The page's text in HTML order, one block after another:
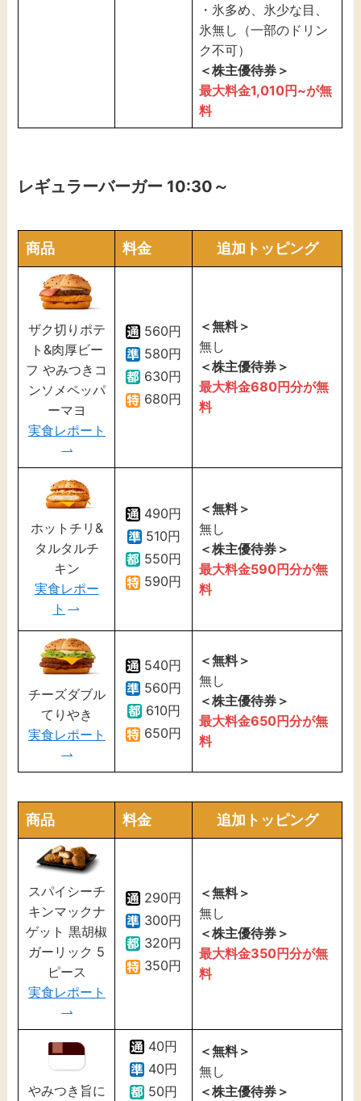
・氷多め、氷少な目、
氷無し（一部のドリン
ク不可）
＜株主優待券＞
最大料金1,010円~が無
料
レギュラーバーガー 10:30～
商品 料金 追加トッピング
ザク切りポテ
ト&肉厚ビー
フ やみつきコ
ンソメペッパ
ーマヨ
実食レポート
560円
580円
630円
680円
＜無料＞
無し
＜株主優待券＞
最大料金680円分が無
料
ホットチリ&
タルタルチ
キン
実食レポー
ト
490円
510円
550円
590円
＜無料＞
無し
＜株主優待券＞
最大料金590円分が無
料
チーズダブル
てりやき
実食レポート
540円
560円
610円
650円
＜無料＞
無し
＜株主優待券＞
最大料金650円分が無
料
商品 料金 追加トッピング
スパイシーチ
キンマックナ
ゲット 黒胡椒
ガーリック 5
ピース
実食レポート
290円
300円
320円
350円
＜無料＞
無し
＜株主優待券＞
最大料金350円分が無
料
やみつき旨に
40円
40円
50円
＜無料＞
無し
＜株主優待券＞